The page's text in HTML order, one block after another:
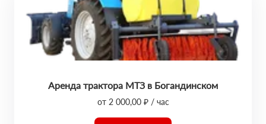
Аренда трактора МТЗ в Богандинском
от 2 000,00 ₽ / час